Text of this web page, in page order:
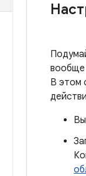
вообще
В этом